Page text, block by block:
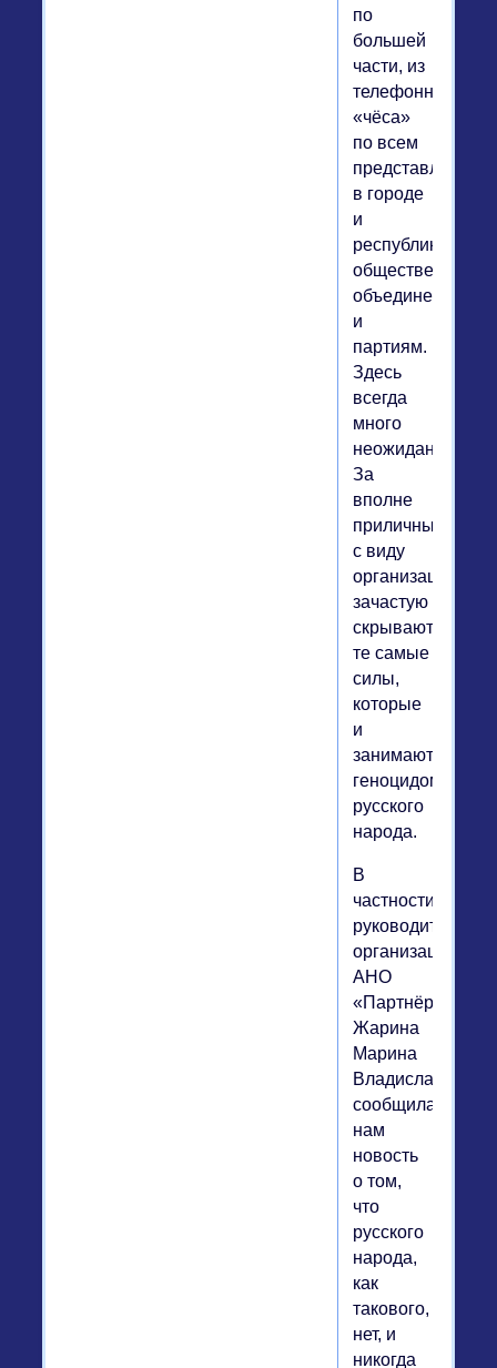
по
большей
части, из
телефонного
«чёса»
по всем
представленным
в городе
и
республике
общественным
объединениям
и
партиям.
Здесь
всегда
много
неожиданностей.
За
вполне
приличными
с виду
организациями
зачастую
скрываются
те самые
силы,
которые
и
занимаются
геноцидом
русского
народа.
В
частности,
руководитель
организации
АНО
«Партнёрство»
Жарина
Марина
Владиславовна
сообщила
нам
новость
о том,
что
русского
народа,
как
такового,
нет, и
никогда